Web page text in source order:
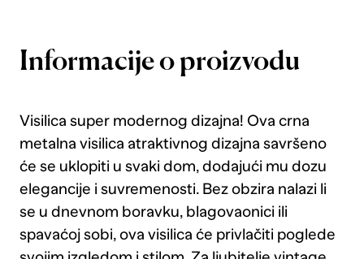
Informacije o proizvodu
Visilica super modernog dizajna! Ova crna
metalna visilica atraktivnog dizajna savršeno
će se uklopiti u svaki dom, dodajući mu dozu
elegancije i suvremenosti. Bez obzira nalazi li
se u dnevnom boravku, blagovaonici ili
spavaćoj sobi, ova visilica će privlačiti poglede